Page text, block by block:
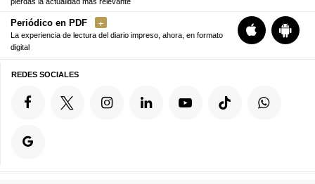
Periódico en PDF
La experiencia de lectura del diario impreso, ahora, en formato
digital
REDES SOCIALES